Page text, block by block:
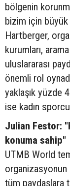
bölgenin
bizim için büyük
Hartberger,
kurumları,
uluslararası
önemli rol
yaklaşık yüzde
ise kadın
Julian Festor:
konuma sahip"
UTMB World
tüm paydaşlara